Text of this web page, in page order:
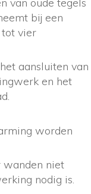
van oude tegels
bij een
tot vier
aansluiten van
en het
worden
wanden niet
nodig is.